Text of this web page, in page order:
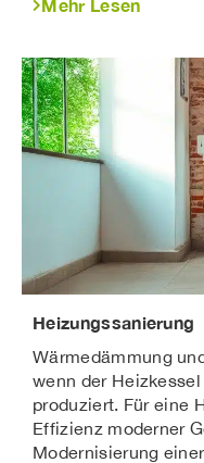
Mehr Lesen
Heizungssanierung
Wärmedämmung
wenn der
produziert. Für eine
Effizienz moderner
Modernisierung